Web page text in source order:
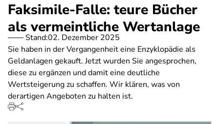
Faksimile-Falle: teure Bücher
als vermeintliche Wertanlage
Stand:02. Dezember 2025
Sie haben in der Vergangenheit eine Enzyklopädie als
Geldanlagen gekauft. Jetzt wurden Sie angesprochen,
diese zu ergänzen und damit eine deutliche
Wertsteigerung zu schaffen. Wir klären, was von
derartigen Angeboten zu halten ist.